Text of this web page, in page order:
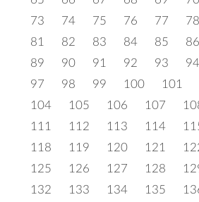
73
74 75 76 77 78
81
82 83 84 85 86
89
90 91 92 93 94
97
98 99 100 101
104
105 106 107
111
112 113 114
118
119 120 121
125
126 127 128
132
133 134 135